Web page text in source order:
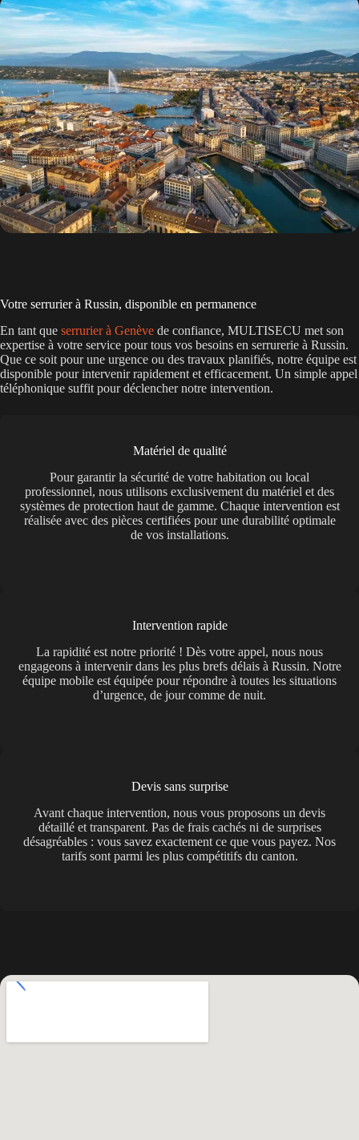
Votre serrurier à Russin, disponible en permanence
En tant que serrurier à Genève de confiance, MULTISECU met son
expertise à votre service pour tous vos besoins en serrurerie à Russin.
Que ce soit pour une urgence ou des travaux planifiés, notre équipe est
disponible pour intervenir rapidement et efficacement. Un simple appel
téléphonique suffit pour déclencher notre intervention.
Matériel de qualité
Pour garantir la sécurité de votre habitation ou local
professionnel, nous utilisons exclusivement du matériel et des
systèmes de protection haut de gamme. Chaque intervention est
réalisée avec des pièces certifiées pour une durabilité optimale
de vos installations.
Intervention rapide
La rapidité est notre priorité ! Dès votre appel, nous nous
engageons à intervenir dans les plus brefs délais à Russin. Notre
équipe mobile est équipée pour répondre à toutes les situations
d’urgence, de jour comme de nuit.
Devis sans surprise
Avant chaque intervention, nous vous proposons un devis
détaillé et transparent. Pas de frais cachés ni de surprises
désagréables : vous savez exactement ce que vous payez. Nos
tarifs sont parmi les plus compétitifs du canton.